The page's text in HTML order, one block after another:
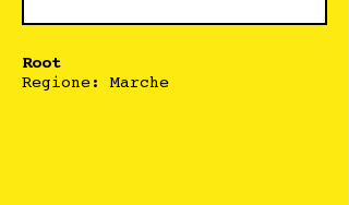
Root
Regione: Marche